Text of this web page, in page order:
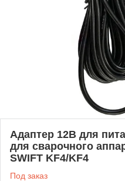
Адаптер 12В для
для сварочного
SWIFT KF4/KF4
Под заказ